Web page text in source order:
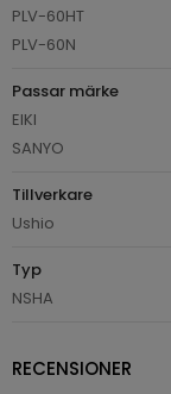
PLV-60HT
PLV-60N
Passar märke
EIKI
SANYO
Tillverkare
Ushio
Typ
NSHA
RECENSIONER